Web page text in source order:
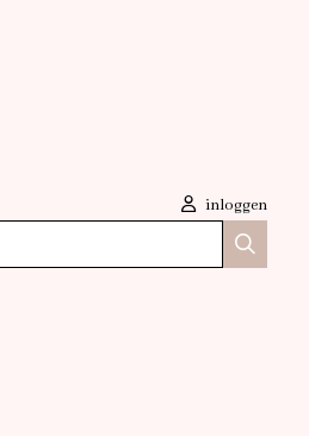
inloggen